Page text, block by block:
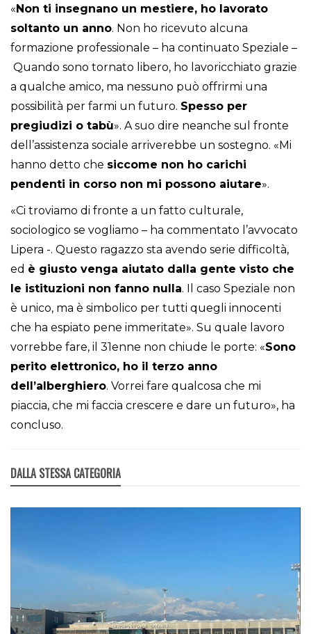
«Non ti insegnano un mestiere, ho lavorato
soltanto un anno. Non ho ricevuto alcuna
formazione professionale – ha continuato Speziale –
Quando sono tornato libero, ho lavoricchiato grazie
a qualche amico, ma nessuno può offrirmi una
possibilità per farmi un futuro. Spesso per
pregiudizi o tabù». A suo dire neanche sul fronte
dell’assistenza sociale arriverebbe un sostegno. «Mi
hanno detto che siccome non ho carichi
pendenti in corso non mi possono aiutare».
«Ci troviamo di fronte a un fatto culturale,
sociologico se vogliamo – ha commentato l’avvocato
Lipera -. Questo ragazzo sta avendo serie difficoltà,
ed è giusto venga aiutato dalla gente visto che
le istituzioni non fanno nulla. Il caso Speziale non
è unico, ma è simbolico per tutti quegli innocenti
che ha espiato pene immeritate». Su quale lavoro
vorrebbe fare, il 31enne non chiude le porte: «Sono
perito elettronico, ho il terzo anno
dell’alberghiero. Vorrei fare qualcosa che mi
piaccia, che mi faccia crescere e dare un futuro», ha
concluso.
DALLA STESSA CATEGORIA